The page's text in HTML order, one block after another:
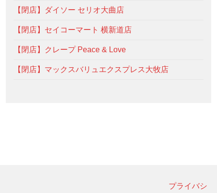
【閉店】ダイソー セリオ大曲店
【閉店】セイコーマート 横新道店
【閉店】クレープ Peace & Love
【閉店】マックスバリュエクスプレス大牧店
プライバシ